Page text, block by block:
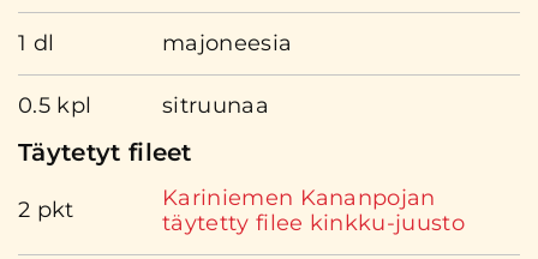
1 dl majoneesia
0.5 kpl sitruunaa
Täytetyt fileet
2 pkt
Kariniemen Kananpojan
täytetty filee kinkku-juusto